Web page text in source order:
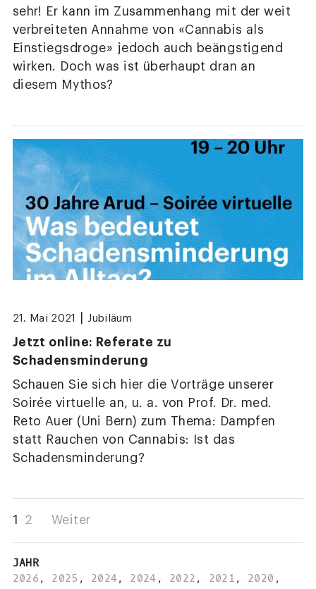
sehr! Er kann im Zusammenhang mit der weit
verbreiteten Annahme von «Cannabis als
Einstiegsdroge» jedoch auch beängstigend
wirken. Doch was ist überhaupt dran an
diesem Mythos?
21. Mai 2021 Jubiläum
Jetzt online: Referate zu
Schadensminderung
Schauen Sie sich hier die Vorträge unserer
Soirée virtuelle an, u. a. von Prof. Dr. med.
Reto Auer (Uni Bern) zum Thema: Dampfen
statt Rauchen von Cannabis: Ist das
Schadensminderung?
1 2 Weiter
JAHR
2026 , 2025 , 2024, 2024 , 2022 , 2021 , 2020 ,